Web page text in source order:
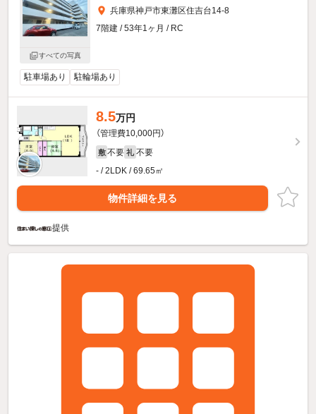
すべての写真
兵庫県神戸市東灘区住吉台14-8
7階建 / 53年1ヶ月 / RC
駐車場あり 駐輪場あり
8.5万円
（管理費10,000円）
敷 不要 礼 不要
- / 2LDK / 69.65㎡
物件詳細を見る
提供